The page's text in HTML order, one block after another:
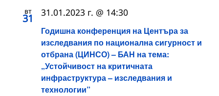
вт
31
Годишна конференция на Центъра за
изследвания по национална сигурност и
отбрана (ЦИНСО) – БАН на тема:
„Устойчивост на критичната
инфраструктура – изследвания и
технологии”
31.01.2023 г. @ 14:30